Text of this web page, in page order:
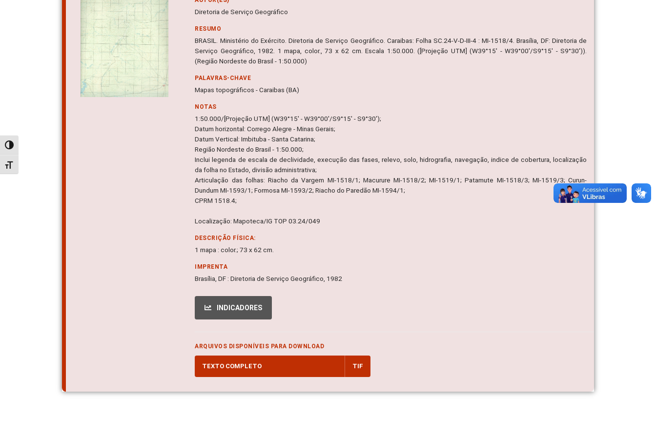
Alternar alto contraste
Alternar tamanho da fonte
Diretoria de Serviço Geográfico
RESUMO
BRASIL. Ministério do Exército. Diretoria de Serviço Geográfico. Caraibas: Folha SC.24-V-D-III-4 : MI-1518/4. Brasília, DF: Diretoria de
Serviço Geográfico, 1982. 1 mapa, color., 73 x 62 cm. Escala 1:50.000. ([Projeção UTM] (W39°15' - W39°00'/S9°15' - S9°30')).
(Região Nordeste do Brasil - 1:50.000)
PALAVRAS-CHAVE
Mapas topográficos - Caraibas (BA)
NOTAS
1:50.000/[Projeção UTM] (W39°15' - W39°00'/S9°15' - S9°30');
Datum horizontal: Corrego Alegre - Minas Gerais;
Datum Vertical: Imbituba - Santa Catarina;
Região Nordeste do Brasil - 1:50.000;
Inclui legenda de escala de declividade, execução das fases, relevo, solo, hidrografia, navegação, indice de cobertura, localização
da folha no Estado, divisão administrativa;
Articulação das folhas: Riacho da Vargem MI-1518/1; Macurure MI-1518/2; MI-1519/1; Patamute MI-1518/3; MI-1519/3; Curun-
Dundum MI-1593/1; Formosa MI-1593/2; Riacho do Paredão MI-1594/1;
CPRM 1518.4;
Localização: Mapoteca/IG TOP 03.24/049
DESCRIÇÃO FÍSICA:
1 mapa : color.; 73 x 62 cm.
IMPRENTA
Brasília, DF : Diretoria de Serviço Geográfico, 1982
INDICADORES
ARQUIVOS DISPONÍVEIS PARA DOWNLOAD
TEXTO COMPLETO TIF